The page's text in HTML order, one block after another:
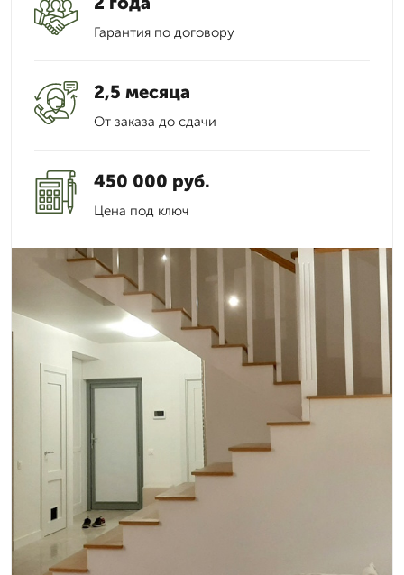
Гарантия по договору
2,5 месяца
От заказа до сдачи
450 000 руб.
Цена под ключ